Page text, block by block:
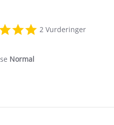
star
2 Vurderinger
Normal